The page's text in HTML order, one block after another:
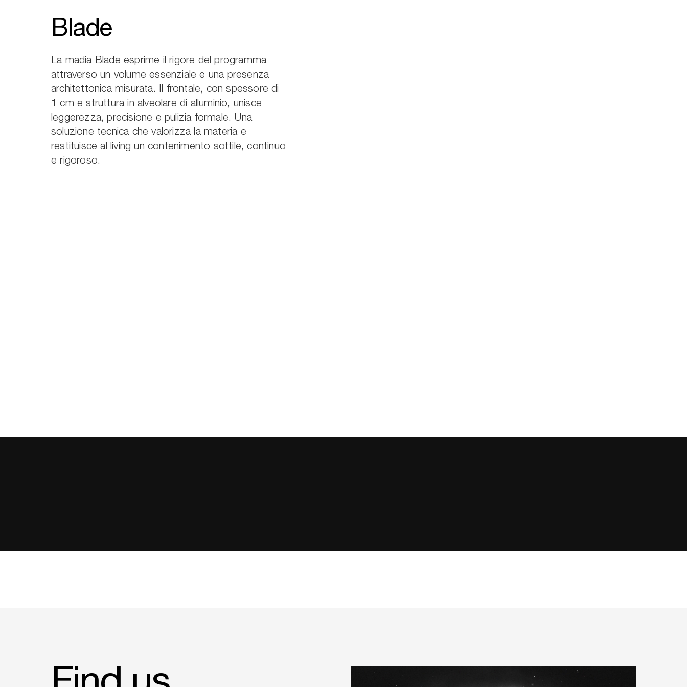
Blade
La madia Blade esprime il rigore del programma
attraverso un volume essenziale e una presenza
architettonica misurata. Il frontale, con spessore di
1 cm e struttura in alveolare di alluminio, unisce
leggerezza, precisione e pulizia formale. Una
soluzione tecnica che valorizza la materia e
restituisce al living un contenimento sottile, continuo
e rigoroso.